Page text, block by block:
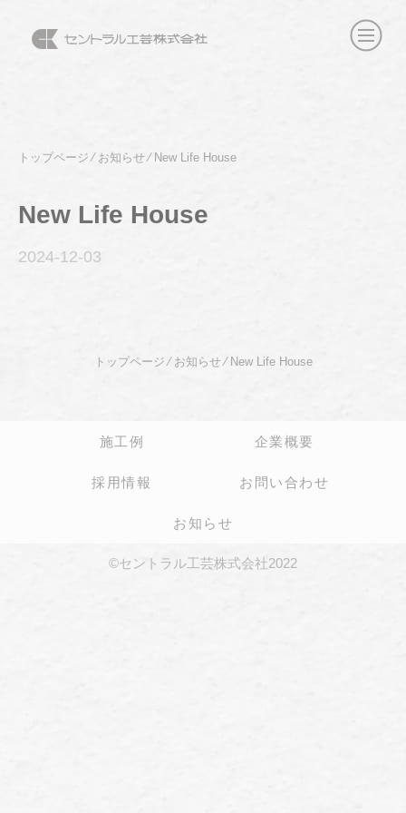
トップページ⁄ お知らせ⁄ New Life House
New Life House
2024-12-03
トップページ ⁄ お知らせ⁄ New Life House
施工例 企業概要
採用情報 お問い合わせ
お知らせ
©セントラル工芸株式会社2022